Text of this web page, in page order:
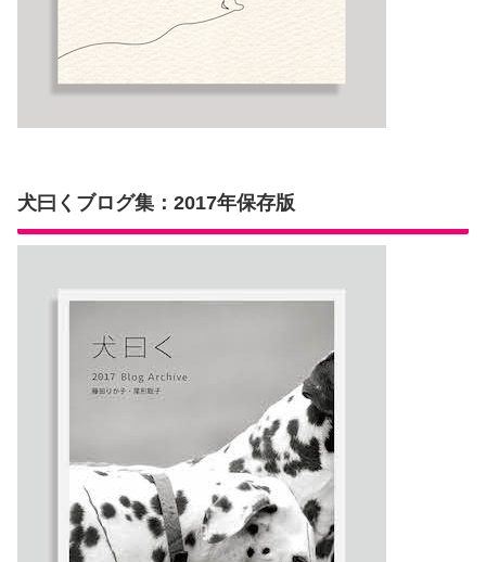
犬曰くブログ集：2017年保存版